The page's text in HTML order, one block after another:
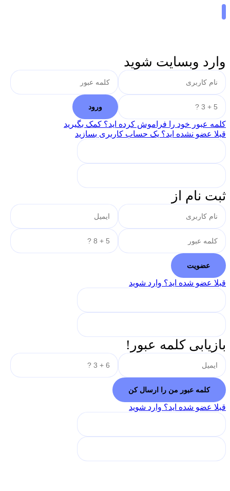
وارد وبسایت شوید
کلمه عبور خود را فراموش کرده اید؟ کمک بگیرید
قبلا عضو نشده اید؟ یک حساب کاربری بسازید
ثبت نام از
قبلا عضو شده اید؟ وارد شوید
بازیابی کلمه عبور!
قبلا عضو شده اید؟ وارد شوید